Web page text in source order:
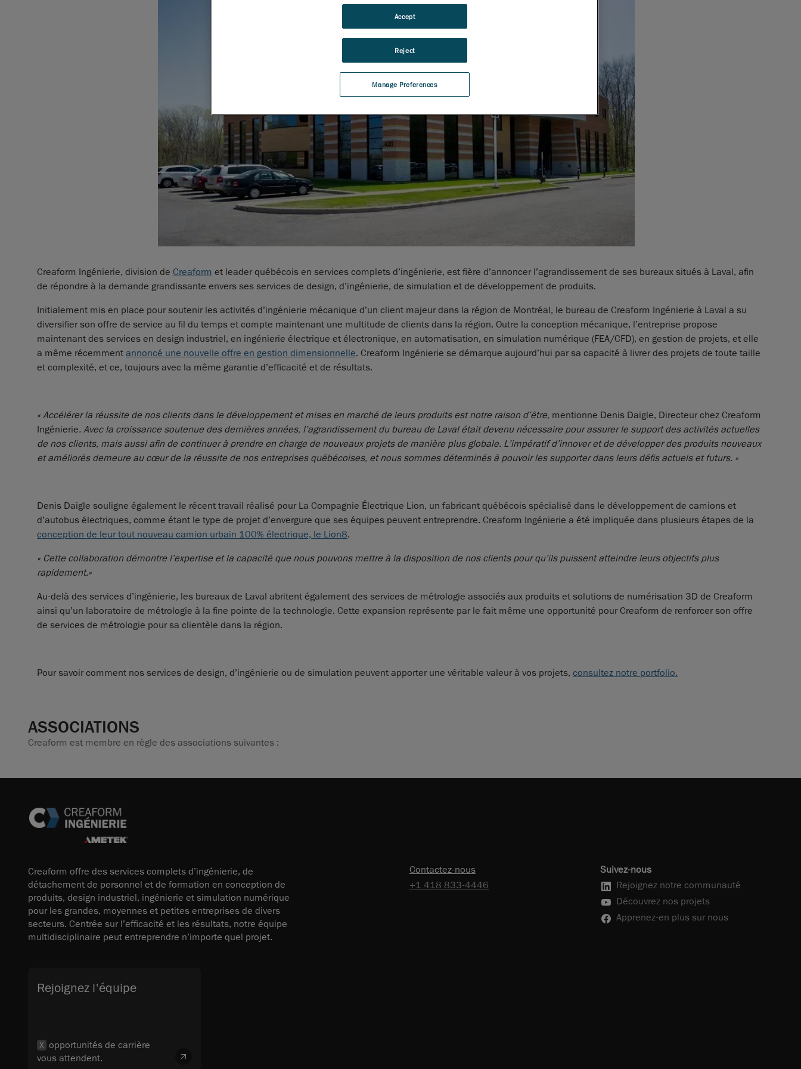
Creaform Ingénierie, division de Creaform et leader québécois en services complets d’ingénierie, est fière d’annoncer l’agrandissement de ses bureaux situés à Laval, afin
de répondre à la demande grandissante envers ses services de design, d’ingénierie, de simulation et de développement de produits.
Initialement mis en place pour soutenir les activités d’ingénierie mécanique d’un client majeur dans la région de Montréal, le bureau de Creaform Ingénierie à Laval a su
diversifier son offre de service au fil du temps et compte maintenant une multitude de clients dans la région. Outre la conception mécanique, l’entreprise propose
maintenant des services en design industriel, en ingénierie électrique et électronique, en automatisation, en simulation numérique (FEA/CFD), en gestion de projets, et elle
a même récemment annoncé une nouvelle offre en gestion dimensionnelle. Creaform Ingénierie se démarque aujourd’hui par sa capacité à livrer des projets de toute taille
et complexité, et ce, toujours avec la même garantie d’efficacité et de résultats.
« Accélérer la réussite de nos clients dans le développement et mises en marché de leurs produits est notre raison d’être, mentionne Denis Daigle, Directeur chez Creaform
Ingénierie. Avec la croissance soutenue des dernières années, l’agrandissement du bureau de Laval était devenu nécessaire pour assurer le support des activités actuelles
de nos clients, mais aussi afin de continuer à prendre en charge de nouveaux projets de manière plus globale. L’impératif d’innover et de développer des produits nouveaux
et améliorés demeure au cœur de la réussite de nos entreprises québécoises, et nous sommes déterminés à pouvoir les supporter dans leurs défis actuels et futurs. »
Denis Daigle souligne également le récent travail réalisé pour La Compagnie Électrique Lion, un fabricant québécois spécialisé dans le développement de camions et
d’autobus électriques, comme étant le type de projet d’envergure que ses équipes peuvent entreprendre. Creaform Ingénierie a été impliquée dans plusieurs étapes de la
conception de leur tout nouveau camion urbain 100% électrique, le Lion8.
« Cette collaboration démontre l’expertise et la capacité que nous pouvons mettre à la disposition de nos clients pour qu’ils puissent atteindre leurs objectifs plus
rapidement.»
Au-delà des services d’ingénierie, les bureaux de Laval abritent également des services de métrologie associés aux produits et solutions de numérisation 3D de Creaform
ainsi qu’un laboratoire de métrologie à la fine pointe de la technologie. Cette expansion représente par le fait même une opportunité pour Creaform de renforcer son offre
de services de métrologie pour sa clientèle dans la région.
Pour savoir comment nos services de design, d’ingénierie ou de simulation peuvent apporter une véritable valeur à vos projets, consultez notre portfolio.
ASSOCIATIONS
Creaform est membre en règle des associations suivantes :
Creaform offre des services complets d’ingénierie, de
détachement de personnel et de formation en conception de
produits, design industriel, ingénierie et simulation numérique
pour les grandes, moyennes et petites entreprises de divers
secteurs. Centrée sur l’efficacité et les résultats, notre équipe
multidisciplinaire peut entreprendre n’importe quel projet.
Contactez-nous
+1 418 833-4446
Suivez-nous
Rejoignez notre communauté
Découvrez nos projets
Apprenez-en plus sur nous
Rejoignez l'équipe
X opportunités de carrière
vous attendent.
Manage Preferences
Reject
Accept